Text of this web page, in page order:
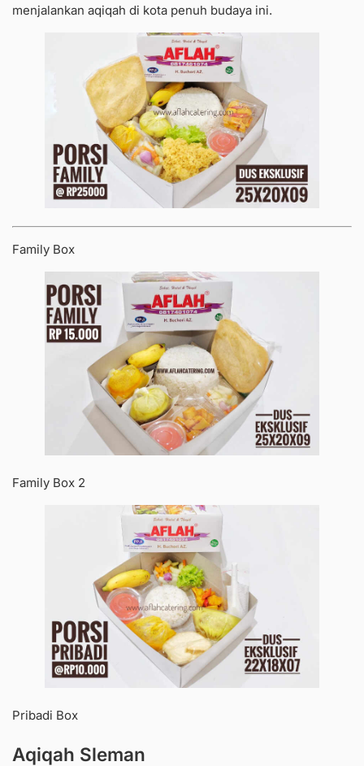
menjalankan aqiqah di kota penuh budaya ini.
Family Box
Family Box 2
Pribadi Box
Aqiqah Sleman